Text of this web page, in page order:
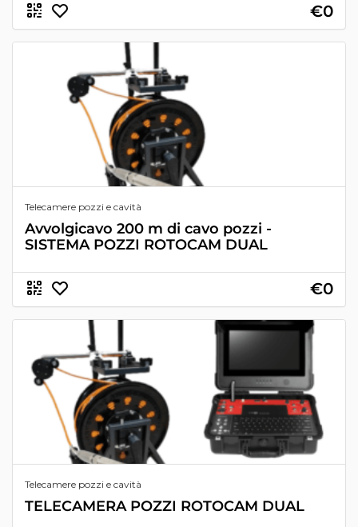
€0
Telecamere pozzi e cavità
Avvolgicavo 200 m di cavo pozzi -
SISTEMA POZZI ROTOCAM DUAL
€0
Telecamere pozzi e cavità
TELECAMERA POZZI ROTOCAM DUAL